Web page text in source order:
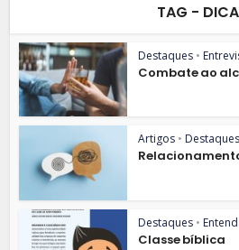
TAG -
Destaques •
Combate ao
Artigos • Destaques
Destaques •
Classe bíblica